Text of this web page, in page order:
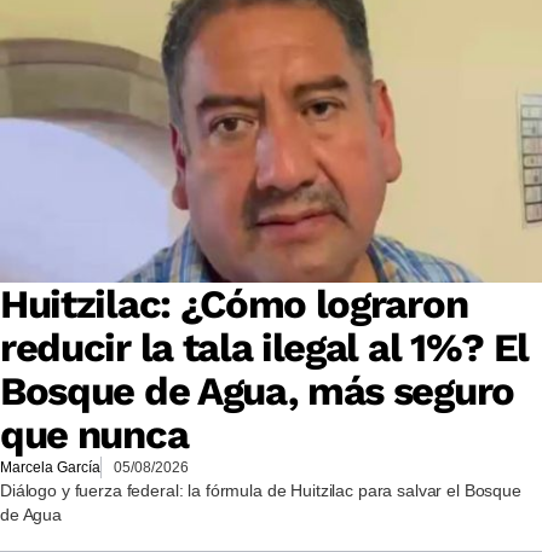
Huitzilac: ¿Cómo lograron
reducir la tala ilegal al 1%? El
Bosque de Agua, más seguro
que nunca
Marcela García 05/08/2026
Diálogo y fuerza federal: la fórmula de Huitzilac para salvar el Bosque
de Agua